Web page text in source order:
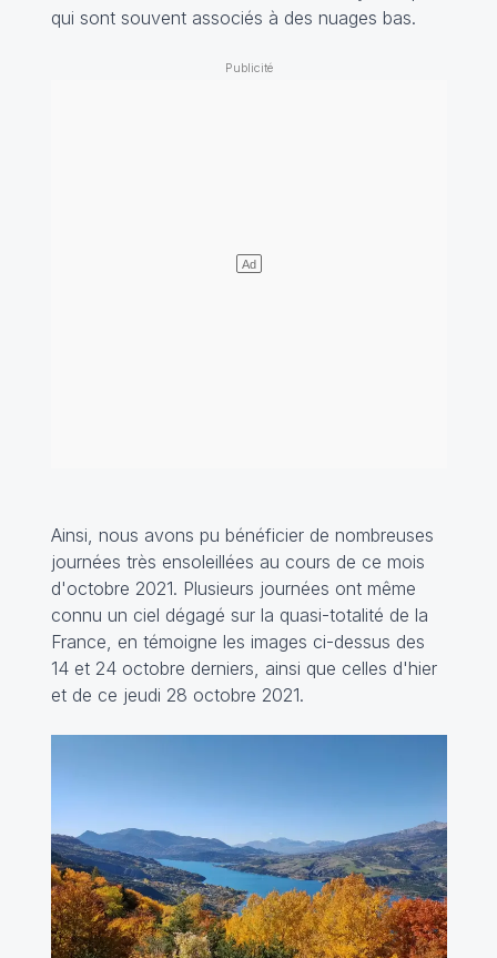
qui sont souvent associés à des nuages bas.
Ainsi, nous avons pu bénéficier de nombreuses
journées très ensoleillées au cours de ce mois
d'octobre 2021. Plusieurs journées ont même
connu un ciel dégagé sur la quasi-totalité de la
France, en témoigne les images ci-dessus des
14 et 24 octobre derniers, ainsi que celles d'hier
et de ce jeudi 28 octobre 2021.